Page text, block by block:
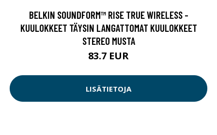
BELKIN SOUNDFORM™ RISE TRUE WIRELESS -
KUULOKKEET TÄYSIN LANGATTOMAT KUULOKKEET
STEREO MUSTA
83.7 EUR
LISÄTIETOJA